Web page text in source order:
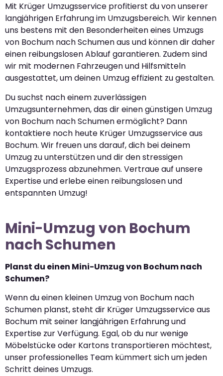
Mit Krüger Umzugsservice profitierst du von unserer
langjährigen Erfahrung im Umzugsbereich. Wir kennen
uns bestens mit den Besonderheiten eines Umzugs
von Bochum nach Schumen aus und können dir daher
einen reibungslosen Ablauf garantieren. Zudem sind
wir mit modernen Fahrzeugen und Hilfsmitteln
ausgestattet, um deinen Umzug effizient zu gestalten.
Du suchst nach einem zuverlässigen
Umzugsunternehmen, das dir einen günstigen Umzug
von Bochum nach Schumen ermöglicht? Dann
kontaktiere noch heute Krüger Umzugsservice aus
Bochum. Wir freuen uns darauf, dich bei deinem
Umzug zu unterstützen und dir den stressigen
Umzugsprozess abzunehmen. Vertraue auf unsere
Expertise und erlebe einen reibungslosen und
entspannten Umzug!
Mini-Umzug von Bochum
nach Schumen
Planst du einen Mini-Umzug von Bochum nach
Schumen?
Wenn du einen kleinen Umzug von Bochum nach
Schumen planst, steht dir Krüger Umzugsservice aus
Bochum mit seiner langjährigen Erfahrung und
Expertise zur Verfügung. Egal, ob du nur wenige
Möbelstücke oder Kartons transportieren möchtest,
unser professionelles Team kümmert sich um jeden
Schritt deines Umzugs.